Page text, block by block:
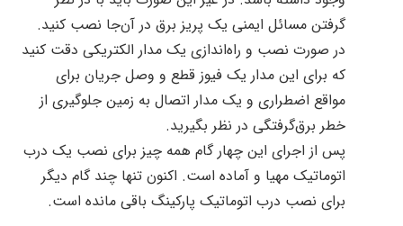
گرفتن مسائل ایمنی یک پریز برق در آن‌جا نصب کنید.
در صورت نصب و راه‌اندازی یک مدار الکتریکی دقت کنید
که برای این مدار یک فیوز قطع و وصل جریان برای
مواقع اضطراری و یک مدار اتصال به زمین جلوگیری از
خطر برق‌گرفتگی در نظر بگیرید.
پس از اجرای این چهار گام همه چیز برای نصب یک درب
اتوماتیک مهیا و آماده است. اکنون تنها چند گام دیگر
برای نصب درب اتوماتیک پارکینگ باقی مانده است.